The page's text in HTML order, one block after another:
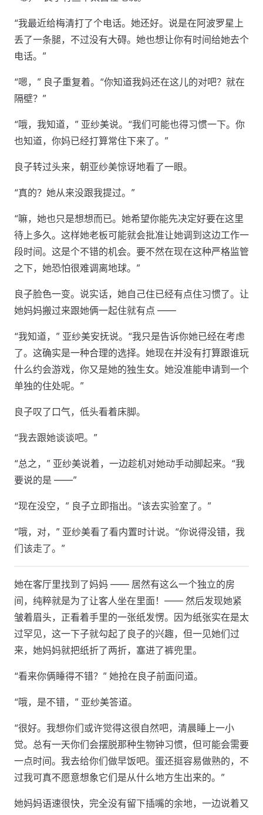
“我最近给梅清打了个电话。她还好。说是在阿波罗星上
丢了一条腿，不过没有大碍。她也想让你有时间给她去个
电话。”
“嗯，” 良子重复着。“你知道我妈还在这儿的对吧？就在
隔壁？”
“哦，我知道，” 亚纱美说。“我们可能也得习惯一下。你
也知道，你妈已经打算常住下来了。”
良子转过头来，朝亚纱美惊讶地看了一眼。
“真的？她从来没跟我提过。”
“嘛，她也只是想想而已。她希望你能先决定好要在这里
待上多久。这样她老板可能就会批准让她调到这边工作一
段时间。这是个不错的机会。要不然在现在这种严格监管
之下，她恐怕很难调离地球。”
良子脸色一变。说实话，她自己住已经有点住习惯了。让
她妈妈搬过来跟她俩一起住就有点 ——
“我知道，” 亚纱美安抚说。“我只是告诉你她已经在考虑
了。这确实是一种合理的选择。她现在并没有打算跟谁玩
什么约会游戏，你又是她的独生女。她没准能申请到一个
单独的住处呢。”
良子叹了口气，低头看着床脚。
“我去跟她谈谈吧。”
“总之，” 亚纱美说着，一边趁机对她动手动脚起来。“我
要说的是 ——”
“现在没空，” 良子立即指出。“该去实验室了。”
“哦，对，” 亚纱美看了看内置时计说。“你说得没错，我
们该走了。”
她在客厅里找到了妈妈 —— 居然有这么一个独立的房
间，纯粹就是为了让客人坐在里面！—— 然后发现她紧
皱着眉头，正看着手里的一张纸发愣。因为纸张实在是太
过罕见，这一下子就勾起了良子的兴趣，但一见她们过
来，她妈妈就把纸折了两折，塞进了裤兜里。
“看来你俩睡得不错？” 她抢在良子前面问道。
“哦，是不错，” 亚纱美答道。
“很好。我想你们或许觉得这很自然吧，清晨睡上一小
觉。总有一天你们会摆脱那种生物钟习惯，但可能会需要
一点时间。我去给你们做早饭吧。蛋还挺容易做熟的，不
过我可真不愿意想象它们是从什么地方生出来的。”
她妈妈语速很快，完全没有留下插嘴的余地，一边说着又